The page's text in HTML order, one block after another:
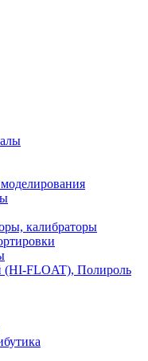
калибраторы
FLOAT), Полироль